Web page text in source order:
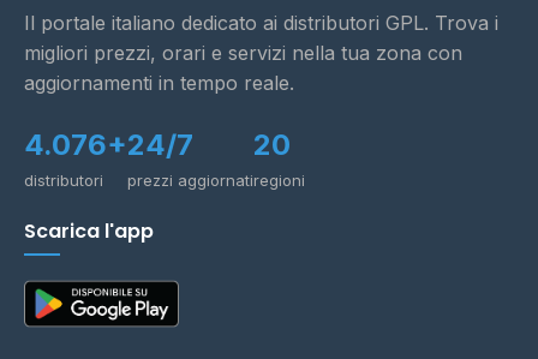
Il portale italiano dedicato ai distributori GPL. Trova i
migliori prezzi, orari e servizi nella tua zona con
aggiornamenti in tempo reale.
4.076+
distributori
24/7
prezzi aggiornati
20
regioni
Scarica l'app